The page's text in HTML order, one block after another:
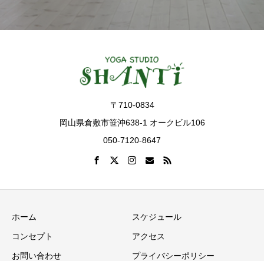
〒710-0834
岡山県倉敷市笹沖638-1 オークビル106
050-7120-8647
ホーム スケジュール
コンセプト アクセス
お問い合わせ プライバシーポリシー